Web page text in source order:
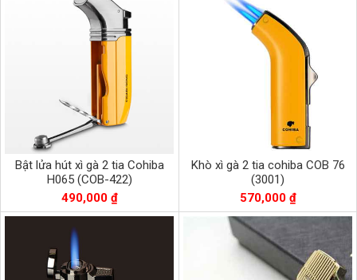
Bật lửa hút xì gà 2 tia Cohiba
H065 (COB-422)
490,000 ₫
Khò xì gà 2 tia cohiba COB 76
(3001)
570,000 ₫